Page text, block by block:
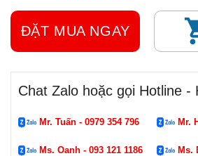
ĐẶT MUA NGAY
Chat Zalo hoặc gọi Hotline -
Mr. Tuấn - 0979 354 796 Mr.
Ms. Oanh - 093 121 1186 Ms.